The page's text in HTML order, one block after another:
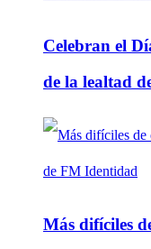
Celebran el
de la lealtad
Más difíciles